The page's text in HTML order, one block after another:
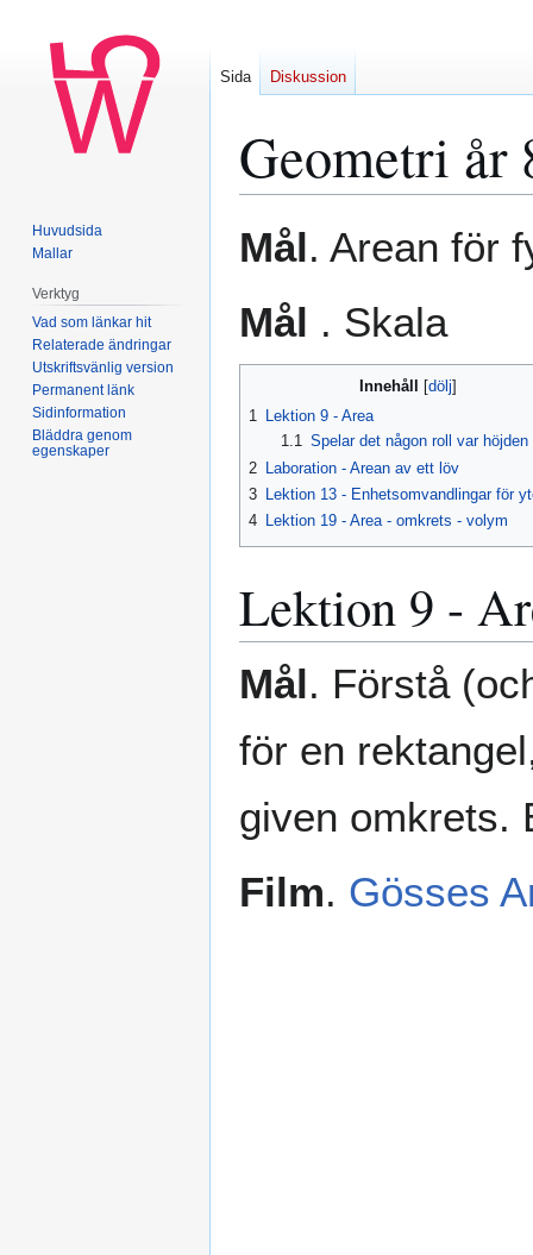
Geometri år
Hoppa
till
Hoppa
till
Mål. Arean för
Mål . Skala
Innehåll
1 Lektion 9 - Area
1.1 Spelar det någon roll var höjden
2
Laboration - Arean av ett löv
3 Lektion 13 - Enhetsomvandlingar för
4 Lektion 19 - Area - omkrets - volym
Lektion 9 -
Mål. Förstå
för en
given omkrets.
Film. Gösses
Sida Diskussion
Huvudsida
Mallar
Verktyg
Vad som länkar hit
Relaterade ändringar
Utskriftsvänlig version
Permanent länk
Sidinformation
Bläddra genom
egenskaper